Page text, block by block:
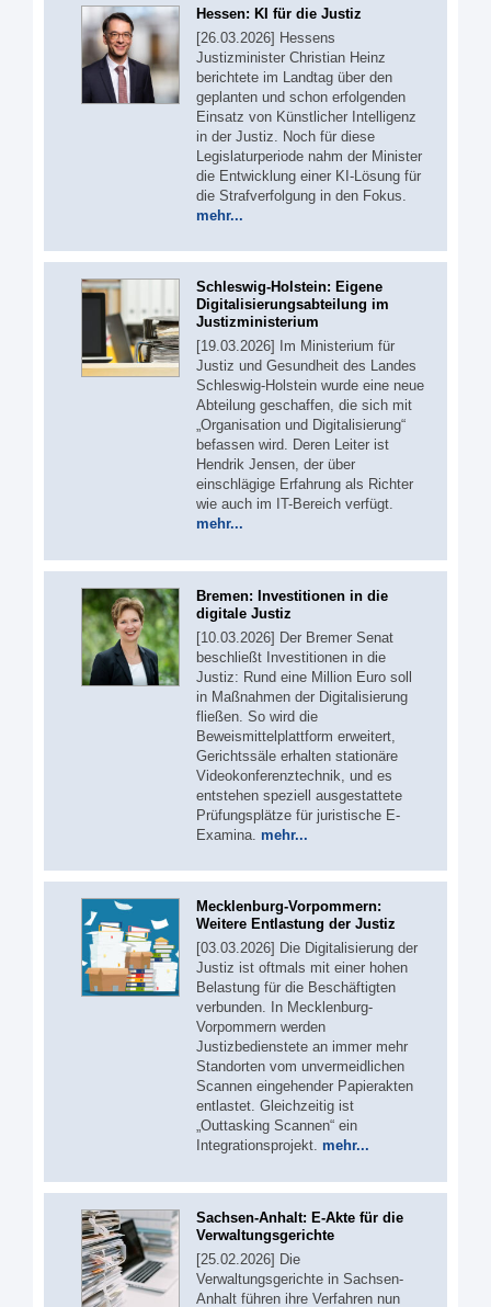
Hessen: KI für die Justiz
[26.03.2026] Hessens
Justizminister Christian Heinz
berichtete im Landtag über den
geplanten und schon erfolgenden
Einsatz von Künstlicher Intelligenz
in der Justiz. Noch für diese
Legislaturperiode nahm der Minister
die Entwicklung einer KI-Lösung für
die Strafverfolgung in den Fokus.
mehr...
Schleswig-Holstein: Eigene
Digitalisierungsabteilung im
Justizministerium
[19.03.2026] Im Ministerium für
Justiz und Gesundheit des Landes
Schleswig-Holstein wurde eine neue
Abteilung geschaffen, die sich mit
„Organisation und Digitalisierung“
befassen wird. Deren Leiter ist
Hendrik Jensen, der über
einschlägige Erfahrung als Richter
wie auch im IT-Bereich verfügt.
mehr...
Bremen: Investitionen in die
digitale Justiz
[10.03.2026] Der Bremer Senat
beschließt Investitionen in die
Justiz: Rund eine Million Euro soll
in Maßnahmen der Digitalisierung
fließen. So wird die
Beweismittelplattform erweitert,
Gerichtssäle erhalten stationäre
Videokonferenztechnik, und es
entstehen speziell ausgestattete
Prüfungsplätze für juristische E-
Examina. mehr...
Mecklenburg-Vorpommern:
Weitere Entlastung der Justiz
[03.03.2026] Die Digitalisierung der
Justiz ist oftmals mit einer hohen
Belastung für die Beschäftigten
verbunden. In Mecklenburg-
Vorpommern werden
Justizbedienstete an immer mehr
Standorten vom unvermeidlichen
Scannen eingehender Papierakten
entlastet. Gleichzeitig ist
„Outtasking Scannen“ ein
Integrationsprojekt. mehr...
Sachsen-Anhalt: E-Akte für die
Verwaltungsgerichte
[25.02.2026] Die
Verwaltungsgerichte in Sachsen-
Anhalt führen ihre Verfahren nun